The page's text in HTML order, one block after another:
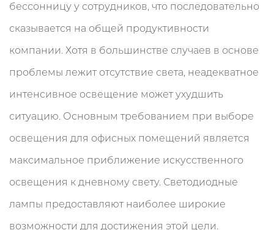
бессонницу у сотрудников, что последовательно
сказывается на общей продуктивности
компании. Хотя в большинстве случаев в основе
проблемы лежит отсутствие света, неадекватное
интенсивное освещение может ухудшить
ситуацию. Основным требованием при выборе
освещения для офисных помещений является
максимальное приближение искусственного
освещения к дневному свету. Светодиодные
лампы предоставляют наиболее широкие
возможности для достижения этой цели.